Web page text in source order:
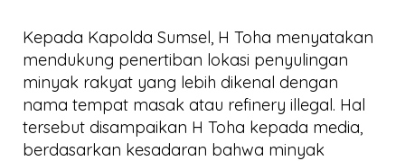
Kepada Kapolda Sumsel, H Toha menyatakan
mendukung penertiban lokasi penyulingan
minyak rakyat yang lebih dikenal dengan
nama tempat masak atau refinery illegal. Hal
tersebut disampaikan H Toha kepada media,
berdasarkan kesadaran bahwa minyak